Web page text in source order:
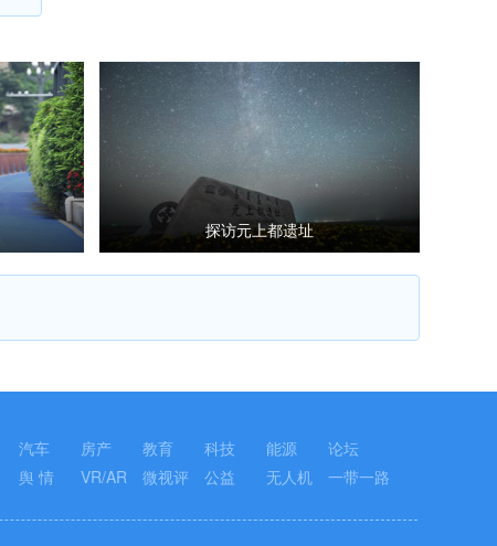
探访元上都遗址
汽车 房产 教育 科技 能源
论坛
舆 情 VR/AR 微视评 公益 无人机 一带一路